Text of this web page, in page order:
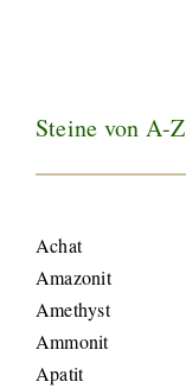
Steine von A-Z
Achat
Amazonit
Amethyst
Ammonit
Apatit